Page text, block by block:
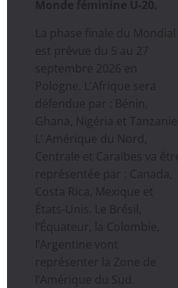
Monde féminine U-20.
La phase finale du Mondial
est prévue du 5 au 27
septembre 2026 en
Pologne. L’Afrique sera
défendue par : Bénin,
Ghana, Nigéria et Tanzanie.
L’ Amérique du Nord,
Centrale et Caraïbes va
représentée par : Canada,
Costa Rica, Mexique et
États-Unis. Le Brésil,
l’Équateur, la Colombie,
l’Argentine vont
représenter la Zone de
l’Amérique du Sud.